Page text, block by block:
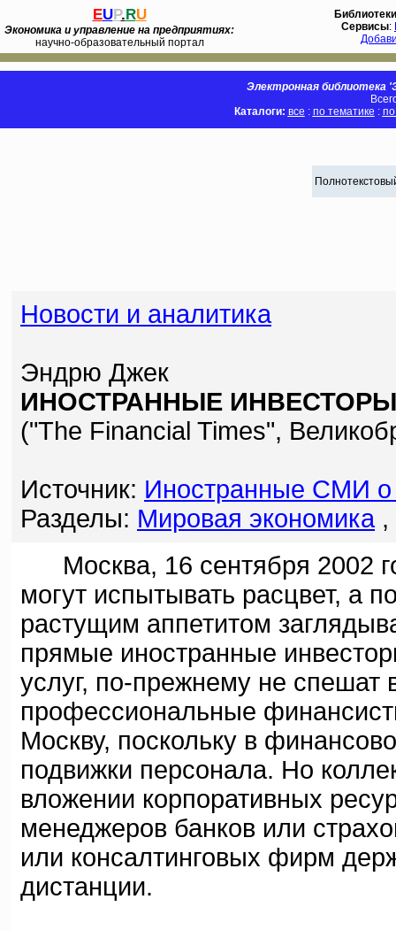
EUP.RU
Экономика и управление на предприятиях:
научно-образовательный портал
Библиотеки
Сервисы:
Электронная библиотека
Каталоги: все : по тематике :
Новости и аналитика
Эндрю Джек
ИНОСТРАННЫЕ
("The Financial Times",
Источник: Иностранные СМИ о
Разделы: Мировая экономика,
Москва, 16 сентября 2002
могут испытывать расцвет, а
растущим аппетитом
прямые иностранные
услуг, по-прежнему не
профессиональные
Москву, поскольку в
подвижки персонала. Но
вложении корпоративных
менеджеров банков или
или консалтинговых фирм
дистанции.